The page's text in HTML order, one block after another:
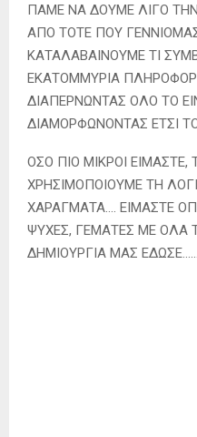
ΠΑΜΕ ΝΑ ΔΟΥΜΕ ΛΙΓΟ
ΑΠΟ ΤΟΤΕ ΠΟΥ
ΚΑΤΑΛΑΒΑΙΝΟΥΜΕ ΤΙ
ΕΚΑΤΟΜΜΥΡΙΑ
ΔΙΑΠΕΡΝΩΝΤΑΣ ΟΛΟ ΤΟ
ΔΙΑΜΟΡΦΩΝΟΝΤΑΣ ΕΤΣΙ
ΟΣΟ ΠΙΟ ΜΙΚΡΟΙ ΕΙΜΑΣΤΕ,
ΧΡΗΣΙΜΟΠΟΙΟΥΜΕ ΤΗ
ΧΑΡΑΓΜΑΤΑ…. ΕΙΜΑΣΤΕ
ΨΥΧΕΣ, ΓΕΜΑΤΕΣ ΜΕ ΟΛΑ
ΔΗΜΙΟΥΡΓΙΑ ΜΑΣ